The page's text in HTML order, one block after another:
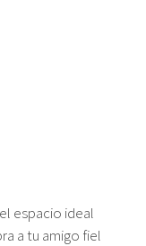
espacio ideal
a tu amigo fiel